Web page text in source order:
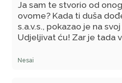
Ja sam te stvorio od
ovome? Kada ti duša
s.a.v.s., pokazao je na
Udjeljivat ću! Zar je tada
Nesai